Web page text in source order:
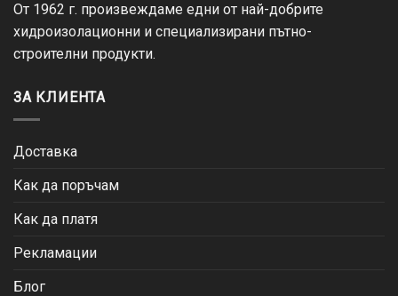
От 1962 г. произвеждаме едни от най-добрите
хидроизолационни и специализирани пътно-
строителни продукти.
ЗА КЛИЕНТА
Доставка
Как да поръчам
Как да платя
Рекламации
Блог